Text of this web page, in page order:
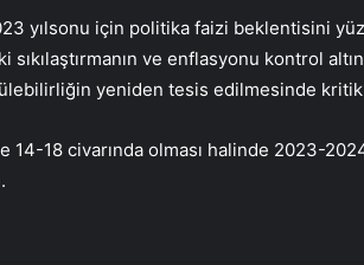
yılsonu için politika faizi beklentisini
sıkılaştırmanın ve enflasyonu kontrol
yeniden tesis edilmesinde kritik
14-18 civarında olması halinde 2023-